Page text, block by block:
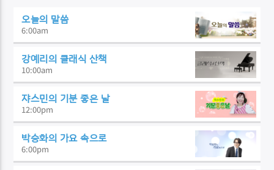
오늘의 말씀
6:00am
강예리의 클래식 산책
10:00am
쟈스민의 기분 좋은 날
12:00pm
박승화의 가요 속으로
6:00pm